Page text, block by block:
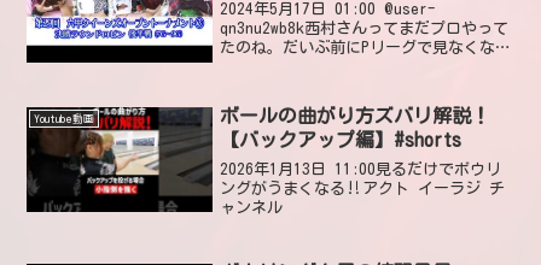
2024年5月17日 01:00 @user-
qn3nu2wb8k西村さんってまだプロやって
たのね。だいぶ前にPリーグで見なくなっ
信を表示 @use...
Youtube動画
ボールの曲がり方ズバリ解説！
【バックアップ編】#shorts
2026年1月13日 11:00見るだけでボウリ
ングがうまくなる‼アクト イーラジ チ
ャンネル